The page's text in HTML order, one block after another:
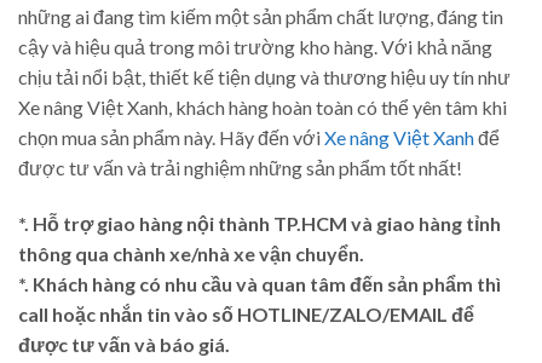
những ai đang tìm kiếm một sản phẩm chất lượng, đáng tin
cậy và hiệu quả trong môi trường kho hàng. Với khả năng
chịu tải nổi bật, thiết kế tiện dụng và thương hiệu uy tín như
Xe nâng Việt Xanh, khách hàng hoàn toàn có thể yên tâm khi
chọn mua sản phẩm này. Hãy đến vớiXe nâng Việt Xanhđể
được tư vấn và trải nghiệm những sản phẩm tốt nhất!
*. Hỗ trợ giao hàng nội thành TP.HCM và giao hàng tỉnh
thông qua chành xe/nhà xe vận chuyển.
*. Khách hàng có nhu cầu và quan tâm đến sản phẩm thì
call hoặc nhắn tin vào số HOTLINE/ZALO/EMAIL để
được tư vấn và báo giá.